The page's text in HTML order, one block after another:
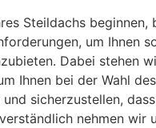
Steildachs beginnen,
um Ihnen
Dabei stehen
Ihnen bei der Wahl
sicherzustellen,
nehmen wir